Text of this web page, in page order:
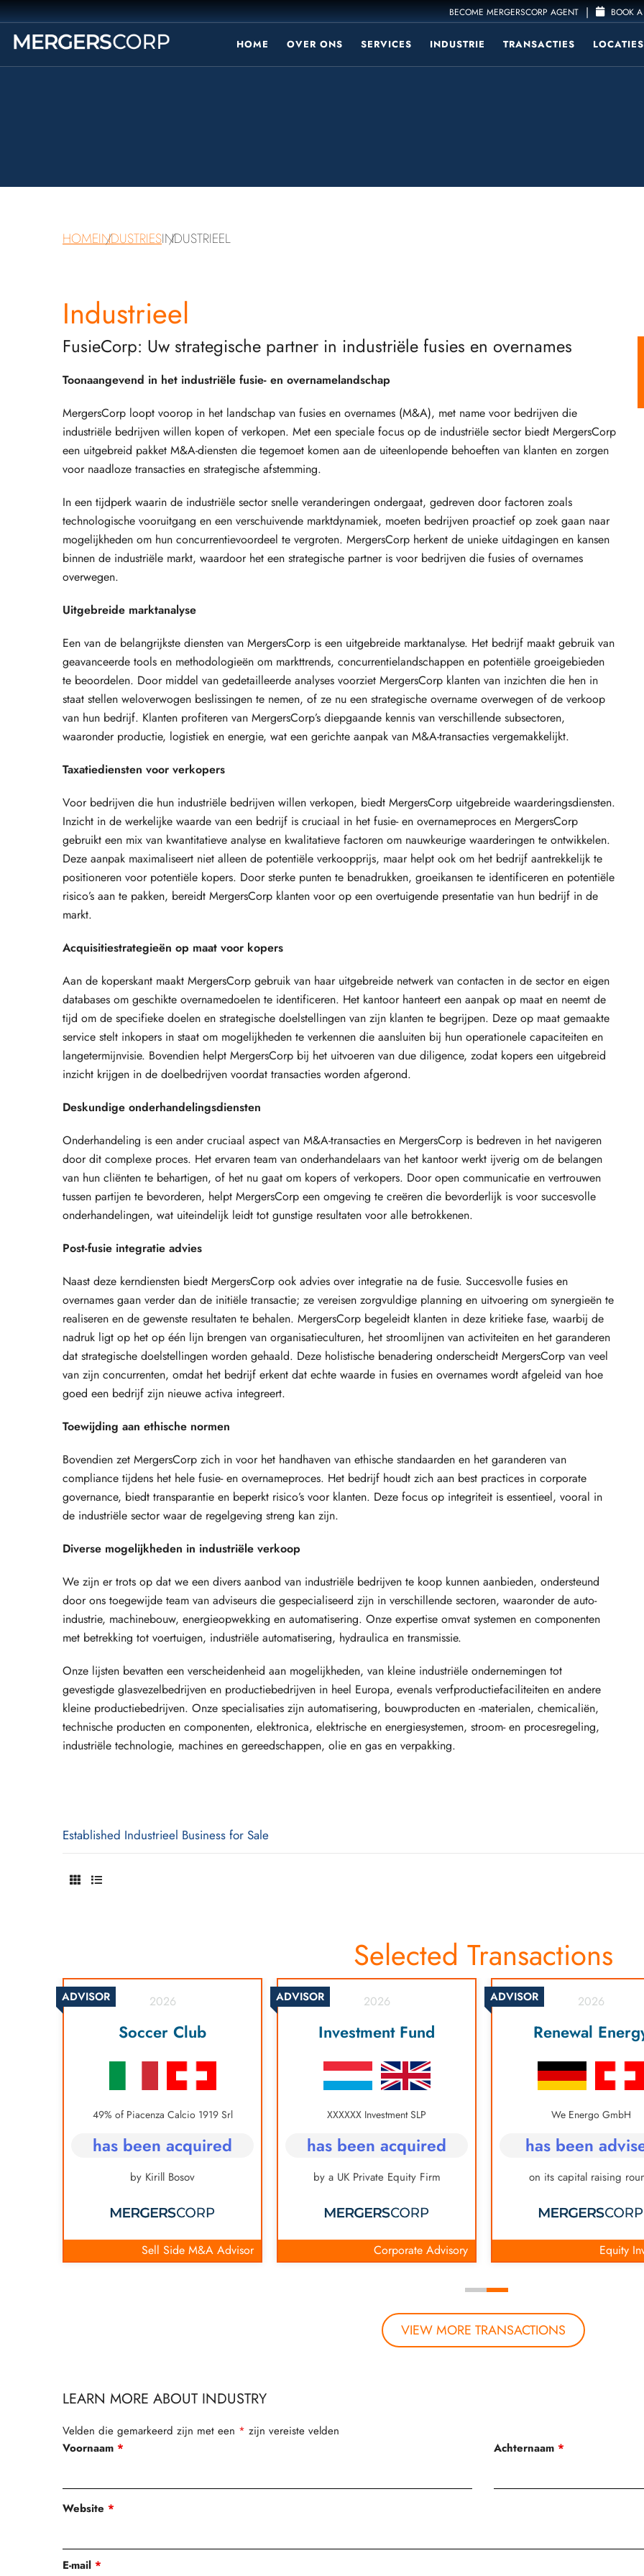
BECOME MERGERSCORP AGENT | BOOK
HOME OVER ONS SERVICES INDUSTRIE TRANSACTIES LOCATIES
HOMEINDUSTRIESINDUSTRIEEL
Industrieel
FusieCorp: Uw strategische partner in industriële fusies en overnames
Toonaangevend in het industriële fusie- en overnamelandschap
MergersCorp loopt voorop in het landschap van fusies en overnames (M&A), met name voor bedrijven die
industriële bedrijven willen kopen of verkopen. Met een speciale focus op de industriële sector biedt MergersCorp
een uitgebreid pakket M&A-diensten die tegemoet komen aan de uiteenlopende behoeften van klanten en zorgen
voor naadloze transacties en strategische afstemming.
In een tijdperk waarin de industriële sector snelle veranderingen ondergaat, gedreven door factoren zoals
technologische vooruitgang en een verschuivende marktdynamiek, moeten bedrijven proactief op zoek gaan naar
mogelijkheden om hun concurrentievoordeel te vergroten. MergersCorp herkent de unieke uitdagingen en kansen
binnen de industriële markt, waardoor het een strategische partner is voor bedrijven die fusies of overnames
overwegen.
Uitgebreide marktanalyse
Een van de belangrijkste diensten van MergersCorp is een uitgebreide marktanalyse. Het bedrijf maakt gebruik van
geavanceerde tools en methodologieën om markttrends, concurrentielandschappen en potentiële groeigebieden
te beoordelen. Door middel van gedetailleerde analyses voorziet MergersCorp klanten van inzichten die hen in
staat stellen weloverwogen beslissingen te nemen, of ze nu een strategische overname overwegen of de verkoop
van hun bedrijf. Klanten profiteren van MergersCorp’s diepgaande kennis van verschillende subsectoren,
waaronder productie, logistiek en energie, wat een gerichte aanpak van M&A-transacties vergemakkelijkt.
Taxatiediensten voor verkopers
Voor bedrijven die hun industriële bedrijven willen verkopen, biedt MergersCorp uitgebreide waarderingsdiensten.
Inzicht in de werkelijke waarde van een bedrijf is cruciaal in het fusie- en overnameproces en MergersCorp
gebruikt een mix van kwantitatieve analyse en kwalitatieve factoren om nauwkeurige waarderingen te ontwikkelen.
Deze aanpak maximaliseert niet alleen de potentiële verkoopprijs, maar helpt ook om het bedrijf aantrekkelijk te
positioneren voor potentiële kopers. Door sterke punten te benadrukken, groeikansen te identificeren en potentiële
risico’s aan te pakken, bereidt MergersCorp klanten voor op een overtuigende presentatie van hun bedrijf in de
markt.
Acquisitiestrategieën op maat voor kopers
Aan de koperskant maakt MergersCorp gebruik van haar uitgebreide netwerk van contacten in de sector en eigen
databases om geschikte overnamedoelen te identificeren. Het kantoor hanteert een aanpak op maat en neemt de
tijd om de specifieke doelen en strategische doelstellingen van zijn klanten te begrijpen. Deze op maat gemaakte
service stelt inkopers in staat om mogelijkheden te verkennen die aansluiten bij hun operationele capaciteiten en
langetermijnvisie. Bovendien helpt MergersCorp bij het uitvoeren van due diligence, zodat kopers een uitgebreid
inzicht krijgen in de doelbedrijven voordat transacties worden afgerond.
Deskundige onderhandelingsdiensten
Onderhandeling is een ander cruciaal aspect van M&A-transacties en MergersCorp is bedreven in het navigeren
door dit complexe proces. Het ervaren team van onderhandelaars van het kantoor werkt ijverig om de belangen
van hun cliënten te behartigen, of het nu gaat om kopers of verkopers. Door open communicatie en vertrouwen
tussen partijen te bevorderen, helpt MergersCorp een omgeving te creëren die bevorderlijk is voor succesvolle
onderhandelingen, wat uiteindelijk leidt tot gunstige resultaten voor alle betrokkenen.
Post-fusie integratie advies
Naast deze kerndiensten biedt MergersCorp ook advies over integratie na de fusie. Succesvolle fusies en
overnames gaan verder dan de initiële transactie; ze vereisen zorgvuldige planning en uitvoering om synergieën te
realiseren en de gewenste resultaten te behalen. MergersCorp begeleidt klanten in deze kritieke fase, waarbij de
nadruk ligt op het op één lijn brengen van organisatieculturen, het stroomlijnen van activiteiten en het garanderen
dat strategische doelstellingen worden gehaald. Deze holistische benadering onderscheidt MergersCorp van veel
van zijn concurrenten, omdat het bedrijf erkent dat echte waarde in fusies en overnames wordt afgeleid van hoe
goed een bedrijf zijn nieuwe activa integreert.
Toewijding aan ethische normen
Bovendien zet MergersCorp zich in voor het handhaven van ethische standaarden en het garanderen van
compliance tijdens het hele fusie- en overnameproces. Het bedrijf houdt zich aan best practices in corporate
governance, biedt transparantie en beperkt risico’s voor klanten. Deze focus op integriteit is essentieel, vooral in
de industriële sector waar de regelgeving streng kan zijn.
Diverse mogelijkheden in industriële verkoop
We zijn er trots op dat we een divers aanbod van industriële bedrijven te koop kunnen aanbieden, ondersteund
door ons toegewijde team van adviseurs die gespecialiseerd zijn in verschillende sectoren, waaronder de auto-
industrie, machinebouw, energieopwekking en automatisering. Onze expertise omvat systemen en componenten
met betrekking tot voertuigen, industriële automatisering, hydraulica en transmissie.
Onze lijsten bevatten een verscheidenheid aan mogelijkheden, van kleine industriële ondernemingen tot
gevestigde glasvezelbedrijven en productiebedrijven in heel Europa, evenals verfproductiefaciliteiten en andere
kleine productiebedrijven. Onze specialisaties zijn automatisering, bouwproducten en -materialen, chemicaliën,
technische producten en componenten, elektronica, elektrische en energiesystemen, stroom- en procesregeling,
industriële technologie, machines en gereedschappen, olie en gas en verpakking.
Established Industrieel Business for Sale
Selected Transactions
ADVISOR 2026
Soccer Club
49% of Piacenza Calcio 1919 Srl
has been acquired
by Kirill Bosov
Sell Side M&A Advisor
ADVISOR 2026
Investment Fund
XXXXXX Investment SLP
has been acquired
by a UK Private Equity Firm
Corporate Advisory
ADVISOR 2026
Renewal
We Energo GmbH
has been
on its capital raising
Equity
VIEW MORE TRANSACTIONS
LEARN MORE ABOUT INDUSTRY
Velden die gemarkeerd zijn met een * zijn vereiste velden
Voornaam * Achternaam *
Website *
E-mail *